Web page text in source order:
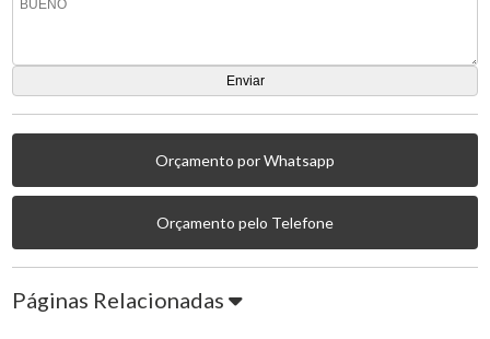
Orçamento por Whatsapp
Orçamento pelo Telefone
Páginas Relacionadas